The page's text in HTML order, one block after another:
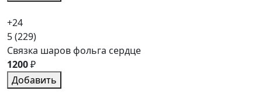
+24
5(229)
Связка шаров фольга сердце
1200₽
Добавить